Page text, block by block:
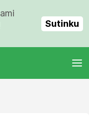
Sutinku